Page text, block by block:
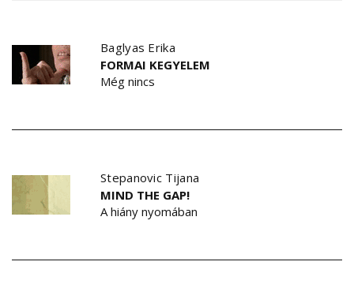
Baglyas Erika
FORMAI KEGYELEM
Még nincs
Stepanovic Tijana
MIND THE GAP!
A hiány nyomában